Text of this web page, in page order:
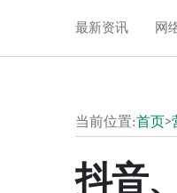
最新资讯 网
当前位置:首页>
抖音